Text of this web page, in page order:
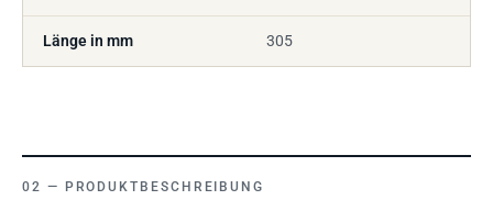
Länge in mm 305
PRODUKTBESCHREIBUNG